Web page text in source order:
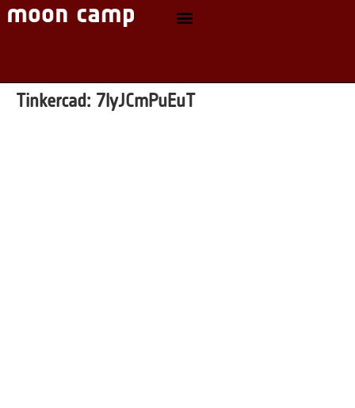
Tinkercad: 7lyJCmPuEuT